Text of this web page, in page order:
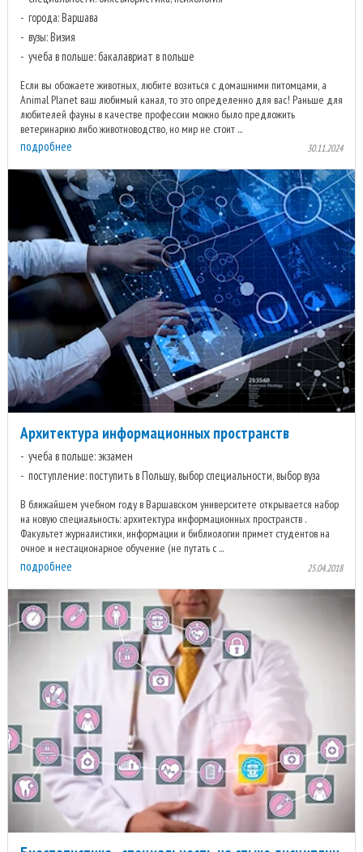
города: Варшава
вузы: Визия
учеба в польше: бакалавриат в польше
Если вы обожаете животных, любите возиться с домашними питомцами, а
Animal Planet ваш любимый канал, то это определенно для вас! Раньше для
любителей фауны в качестве профессии можно было предложить
ветеринарию либо животноводство, но мир не стоит ...
подробнее 30.11.2024
Архитектура информационных пространств
учеба в польше: экзамен
поступление: поступить в Польшу, выбор специальности, выбор вуза
В ближайшем учебном году в Варшавском университете открывается набор
на новую специальность: архитектура информационных пространств .
Факультет журналистики, информации и библиологии примет студентов на
очное и нестационарное обучение (не путать с ...
подробнее 25.04.2018